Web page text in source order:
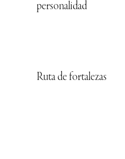
personalidad
Ruta de fortalezas